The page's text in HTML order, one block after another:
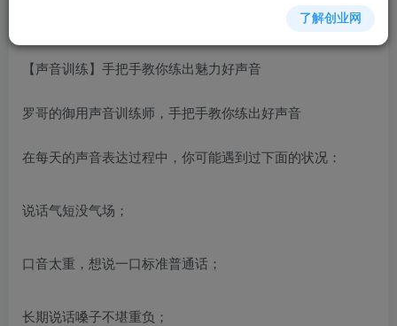
【声音训练】手把手教你练出魅力好声音
罗哥的御用声音训练师，手把手教你练出好声音
在每天的声音表达过程中，你可能遇到过下面的状况：
说话气短没气场；
口音太重，想说一口标准普通话；
长期说话嗓子不堪重负；
了解创业网